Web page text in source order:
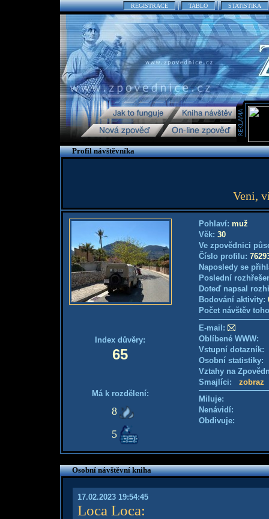
REGISTRACE TABLO STATISTIKA
Profil návštěvníka
Veni,
Index důvěry:
65
Má k rozdělení:
8
5
Pohlaví: muž
Věk: 30
Ve zpovědnici
Číslo profilu:
Naposledy se
Poslední
Doteď napsal
Bodování aktivity:
Počet návštěv
E-mail:
Oblíbené WWW:
Vstupní
Osobní
Vztahy na
Smajlíci: zobraz
Miluje:
Nenávidí:
Obdivuje:
Osobní návštěvní kniha
17.02.2023 19:54:45
Loca Loca: